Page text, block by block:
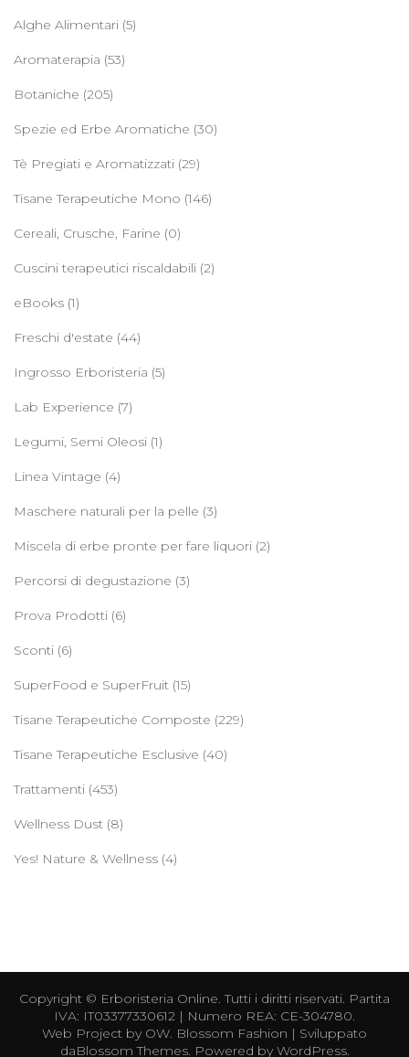
Alghe Alimentari (5)
Aromaterapia (53)
Botaniche (205)
Spezie ed Erbe Aromatiche (30)
Tè Pregiati e Aromatizzati (29)
Tisane Terapeutiche Mono (146)
Cereali, Crusche, Farine (0)
Cuscini terapeutici riscaldabili (2)
eBooks (1)
Freschi d'estate (44)
Ingrosso Erboristeria (5)
Lab Experience (7)
Legumi, Semi Oleosi (1)
Linea Vintage (4)
Maschere naturali per la pelle (3)
Miscela di erbe pronte per fare liquori (2)
Percorsi di degustazione (3)
Prova Prodotti (6)
Sconti (6)
SuperFood e SuperFruit (15)
Tisane Terapeutiche Composte (229)
Tisane Terapeutiche Esclusive (40)
Trattamenti (453)
Wellness Dust (8)
Yes! Nature & Wellness (4)
Copyright © Erboristeria Online. Tutti i diritti riservati. Partita
IVA: IT03377330612 | Numero REA: CE-304780.
Web Project by OW. Blossom Fashion | Sviluppato
daBlossom Themes. Powered by WordPress.